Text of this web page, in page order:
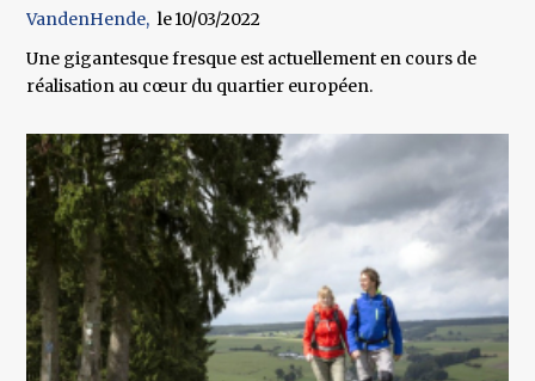
VandenHende
10/03/2022
Une gigantesque fresque est actuellement en cours de
réalisation au cœur du quartier européen.